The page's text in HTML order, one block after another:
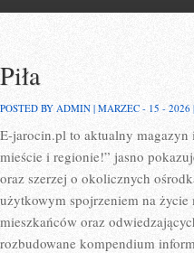
Piła
POSTED BY ADMIN | MARZEC - 15 - 2026 |
E-jarocin.pl to aktualny magazyn
mieście i regionie!” jasno
oraz szerzej o okolicznych
użytkowym spojrzeniem na
mieszkańców oraz
rozbudowane kompendium